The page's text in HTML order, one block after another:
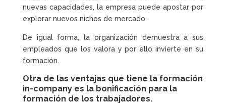
nuevas capacidades, la empresa puede apostar por
explorar nuevos nichos de mercado.
De igual forma, la organización demuestra a sus
empleados que los valora y por ello invierte en su
formación.
Otra de las ventajas que tiene la formación
in-companyes la bonificación para la
formación de los trabajadores.